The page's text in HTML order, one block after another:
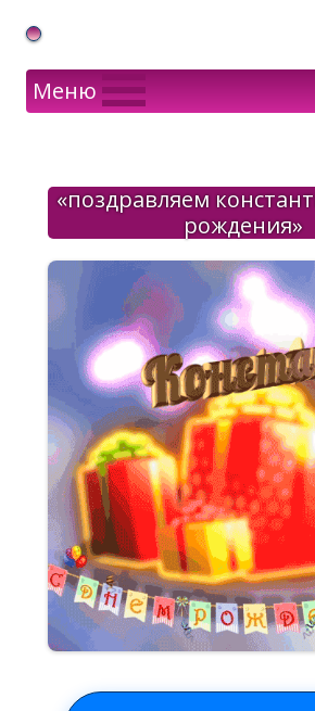
Gif Открытки в подарок
Меню
«поздравляем
рождения»